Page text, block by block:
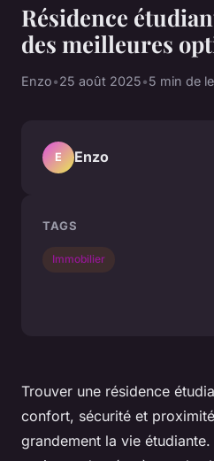
Résidence
des meilleures
Enzo•25 août 2025•5 min de
Trouver une résidence
confort, sécurité et
grandement la vie
E Enzo
TAGS
Immobilier